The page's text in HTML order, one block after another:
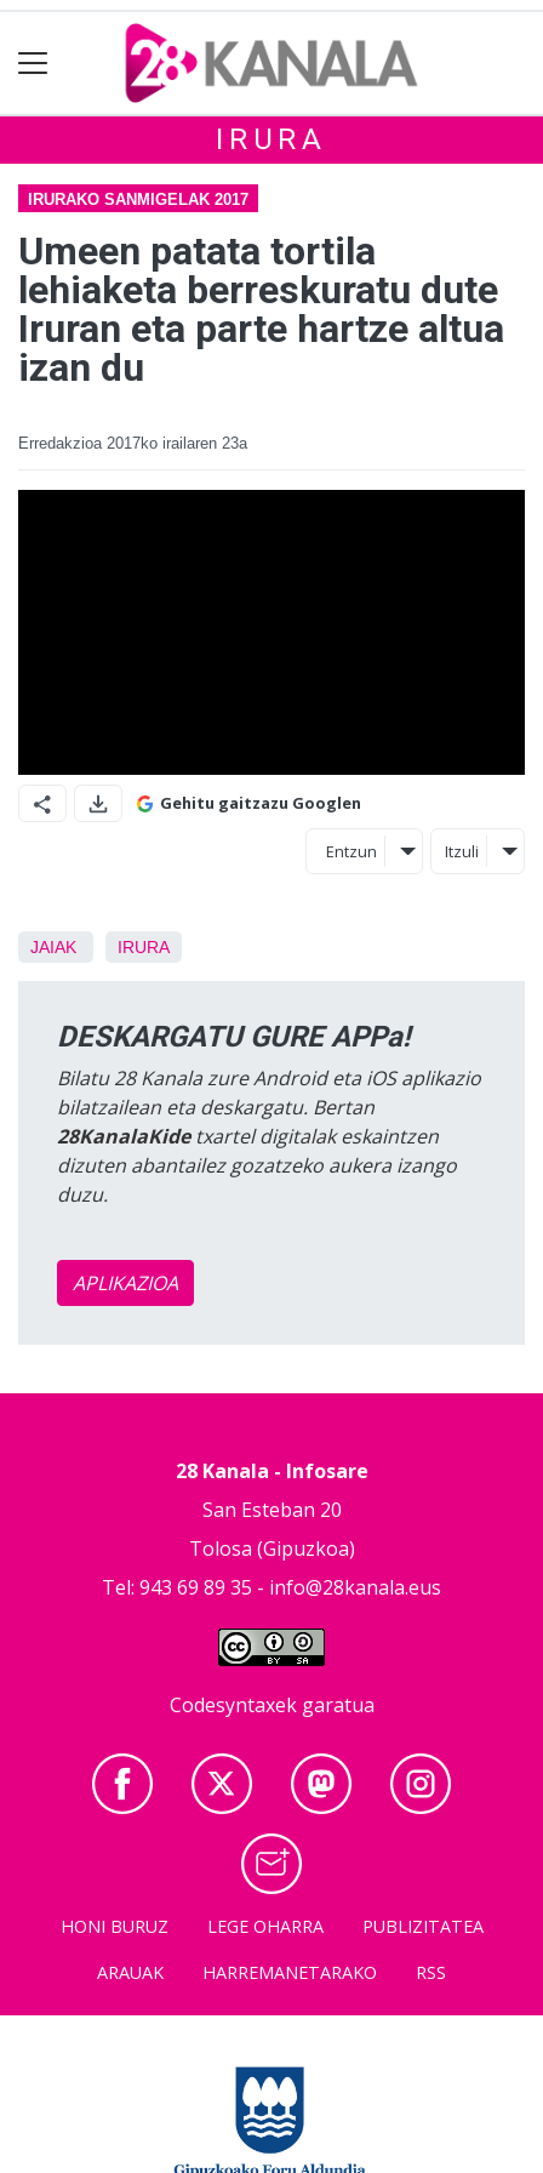
IRURA
IRURAKO SANMIGELAK 2017
Umeen patata tortila
lehiaketa berreskuratu dute
Iruran eta parte hartze altua
izan du
Erredakzioa 2017ko irailaren 23a
Gehitu gaitzazu Googlen
Entzun Itzuli
JAIAK IRURA
DESKARGATU GURE APPa!
Bilatu 28 Kanala zure Android eta iOS aplikazio
bilatzailean eta deskargatu. Bertan
28KanalaKidetxartel digitalak eskaintzen
dizuten abantailez gozatzeko aukera izango
duzu.
APLIKAZIOA
28 Kanala - Infosare
San Esteban 20
Tolosa (Gipuzkoa)
Tel: 943 69 89 35 - info@28kanala.eus
Codesyntaxek garatua
HONI BURUZ LEGE OHARRA
PUBLIZITATEA
ARAUAK
HARREMANETARAKO RSS